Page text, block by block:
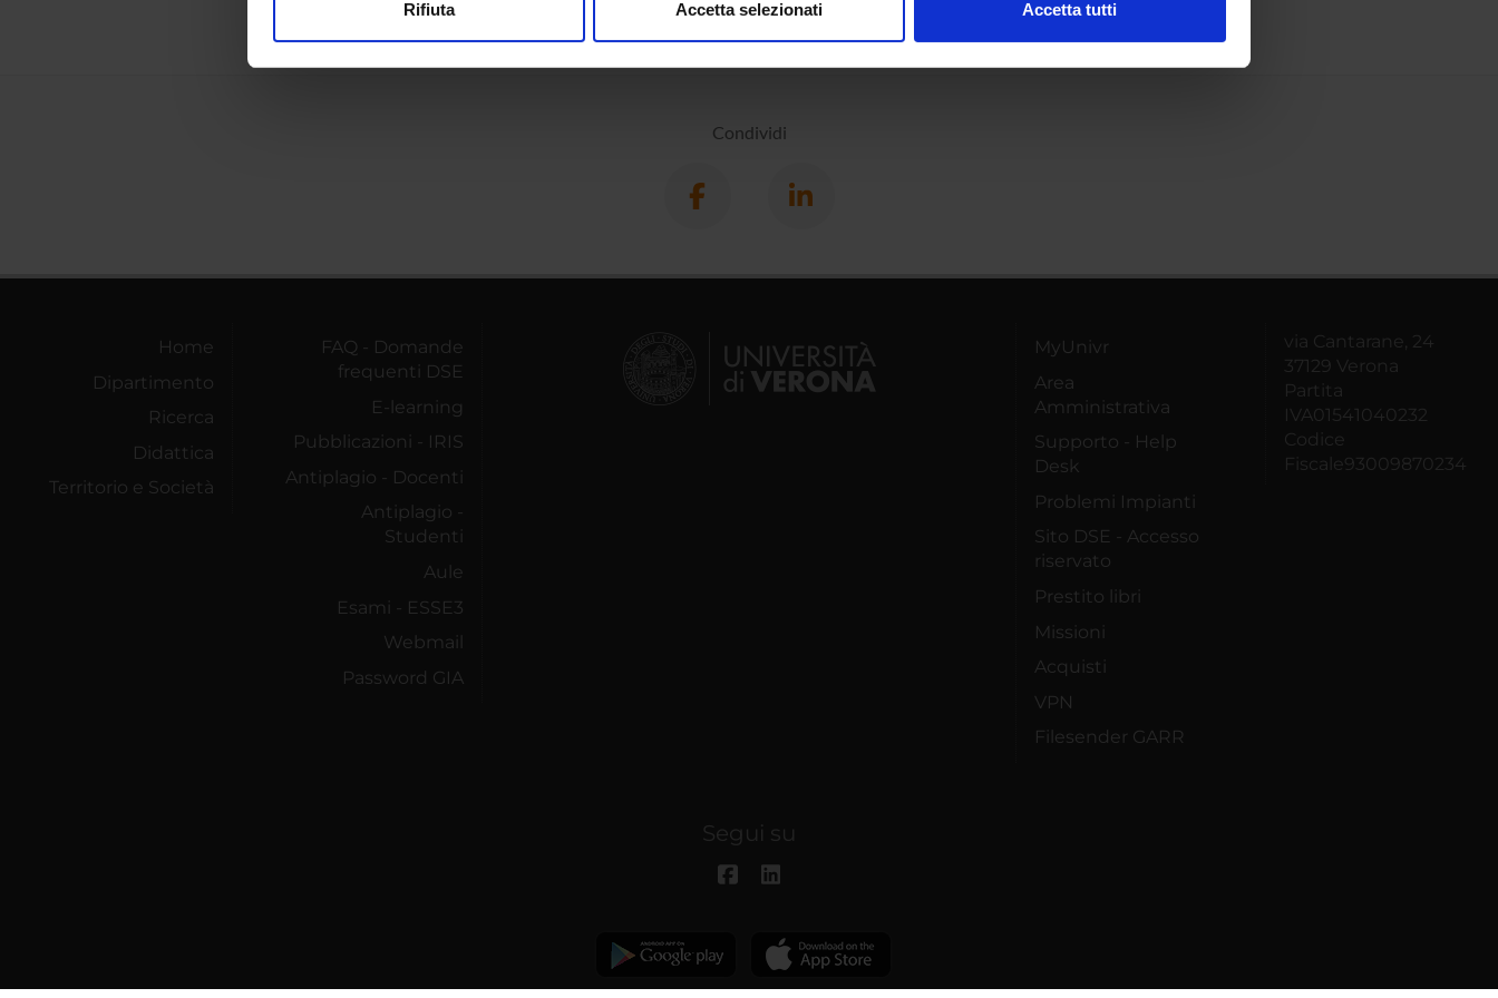
Rifiuta Accetta selezionati Accetta tutti
Condividi
Home
Dipartimento
Ricerca
Didattica
Territorio e Società
FAQ - Domande
frequenti DSE
E-learning
Pubblicazioni - IRIS
Antiplagio - Docenti
Antiplagio -
Studenti
Aule
Esami - ESSE3
Webmail
Password GIA
MyUnivr
Area
Amministrativa
Supporto - Help
Desk
Problemi Impianti
Sito DSE - Accesso
riservato
Prestito libri
Missioni
Acquisti
VPN
Filesender GARR
via Cantarane, 24
37129 Verona
Partita
IVA01541040232
Codice
Fiscale93009870234
Segui su